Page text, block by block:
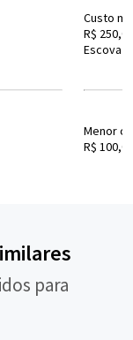
Custo
R$
Escova
Menor
R$
para